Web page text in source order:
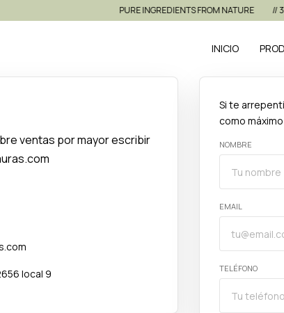
PURE INGREDIENTS FROM NATURE // 3 y
INICIO
ventas por mayor escribir
local 9
Si te
como
NOMBRE
EMAIL
TELÉFONO